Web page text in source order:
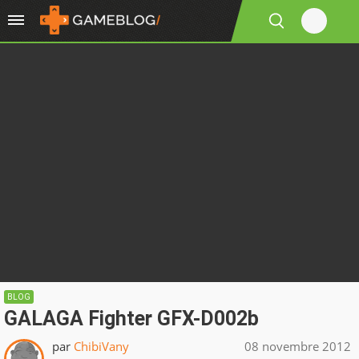
BLOG
GALAGA Fighter GFX-D002b
par ChibiVany 08 novembre 2012